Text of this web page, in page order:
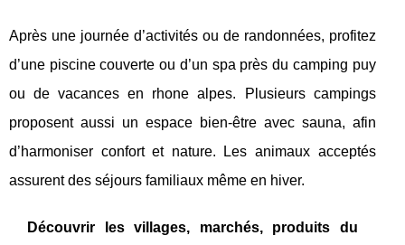
Après une journée d’activités ou de randonnées, profitez
d’une piscine couverte ou d’un spa près du camping puy
ou de vacances en rhone alpes. Plusieurs campings
proposent aussi un espace bien-être avec sauna, afin
d’harmoniser confort et nature. Les animaux acceptés
assurent des séjours familiaux même en hiver.
Découvrir les villages, marchés, produits du